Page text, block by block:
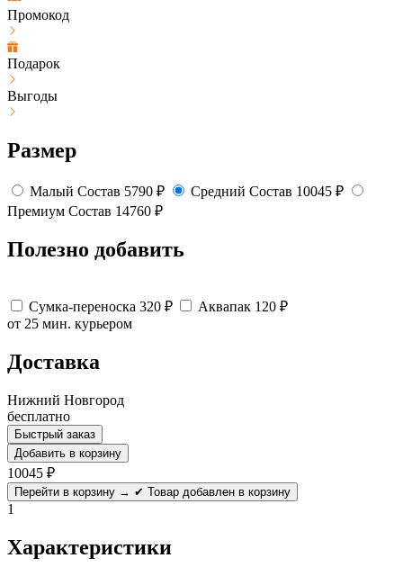
Промокод
Подарок
Выгоды
Размер
Малый Состав 5790 ₽ Средний Состав 10045 ₽
Премиум Состав 14760 ₽
Полезно добавить
Сумка-переноска 320 ₽ Аквапак 120 ₽
от 25 мин. курьером
Доставка
Нижний Новгород
бесплатно
Быстрый заказ
Добавить в корзину
10045 ₽
Перейти в корзину → ✔ Товар добавлен в корзину
1
Характеристики